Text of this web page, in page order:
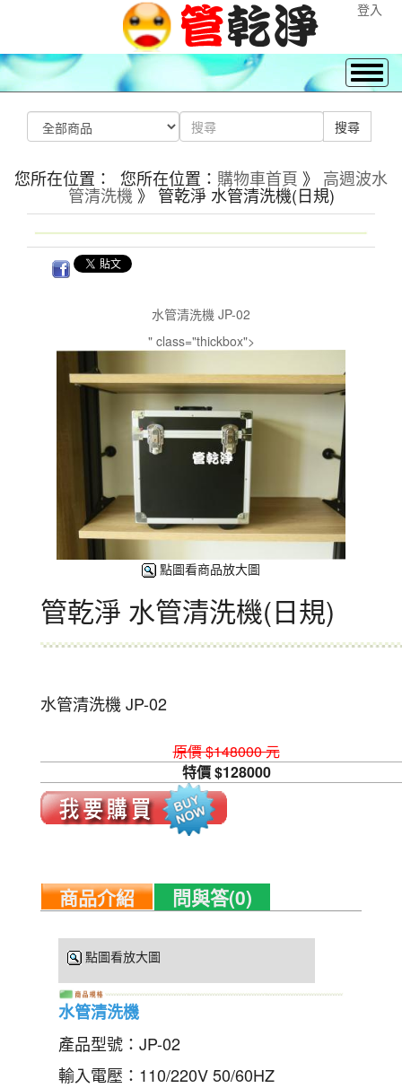
登入
您所在位置： 您所在位置： 購物車首頁 》 高週波水
管清洗機 》 管乾淨 水管清洗機(日規)
水管清洗機 JP-02
" class="thickbox">
點圖看商品放大圖
管乾淨 水管清洗機(日規)
水管清洗機 JP-02
原價 $148000 元
特價 $128000
商品介紹 問與答(0)
點圖看放大圖
水管清洗機
產品型號：JP-02
輸入電壓：110/220V 50/60HZ